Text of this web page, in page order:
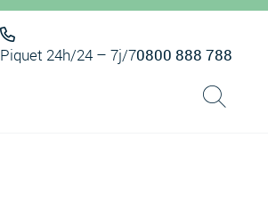
Piquet 24h/24 – 7j/70800 888 788